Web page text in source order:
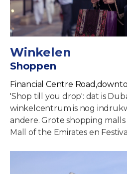
Winkelen
Shoppen
Financial Centre
'Shop till you drop': dat is
winkelcentrum is nog
andere. Grote shopping
Mall of the Emirates en